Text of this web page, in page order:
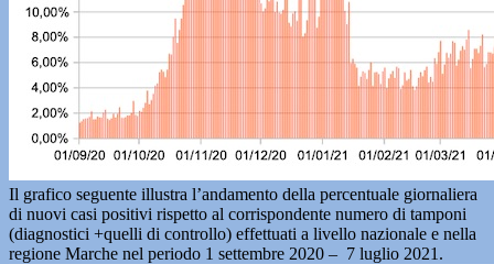
Il grafico seguente illustra l’andamento della percentuale giornaliera
di nuovi casi positivi rispetto al corrispondente numero di tamponi
(diagnostici +quelli di controllo) effettuati a livello nazionale e nella
regione Marche nel periodo 1 settembre 2020 – 7 luglio 2021.